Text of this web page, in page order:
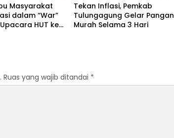
Masyarakat
dalam “War”
HUT ke-
Tekan Inflasi, Pemkab
Tulungagung Gelar Pangan
Murah Selama 3 Hari
Ruas yang wajib ditandai *